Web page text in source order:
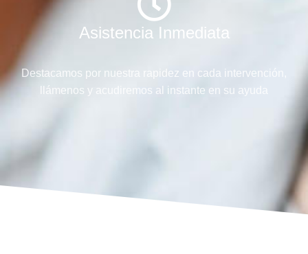
Asistencia Inmediata
Destacamos por nuestra rapidez en cada intervención,
llámenos y acudiremos al instante en su ayuda